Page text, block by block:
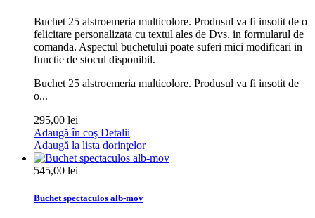
Buchet 25 alstroemeria multicolore. Produsul va fi insotit de o
felicitare personalizata cu textul ales de Dvs. in formularul de
comanda. Aspectul buchetului poate suferi mici modificari in
functie de stocul disponibil.
Buchet 25 alstroemeria multicolore. Produsul va fi insotit de
o...
295,00 lei
Adaugă în coş Detalii
Adaugă la lista dorinţelor
545,00 lei
Buchet spectaculos alb-mov